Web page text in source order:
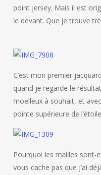
point jersey. Mais il est
le devant. Que je trouve
C’est mon premier
quand je regarde le
moelleux à souhait, et
pointe supérieure de
Pourquoi les mailles sont-
vous cache pas que j’ai